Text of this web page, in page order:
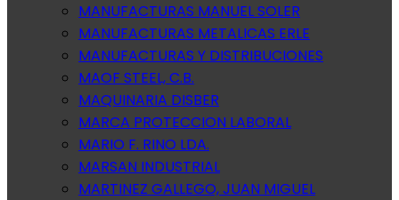
MANUFACTURAS MANUEL SOLER
MANUFACTURAS METALICAS ERLE
MANUFACTURAS Y DISTRIBUCIONES
MAOF STEEL, C.B.
MAQUINARIA DISBER
MARCA PROTECCION LABORAL
MARIO F. RINO LDA.
MARSAN INDUSTRIAL
MARTINEZ GALLEGO, JUAN MIGUEL